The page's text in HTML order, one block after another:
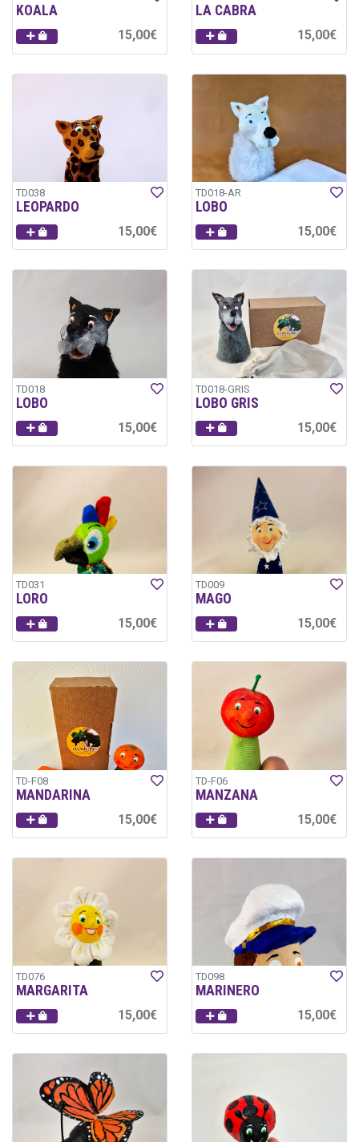
KOALA
15,00€
LA CABRA
15,00€
TD038
LEOPARDO
15,00€
TD018-AR
LOBO
15,00€
TD018
LOBO
15,00€
TD018-GRIS
LOBO GRIS
15,00€
TD031
LORO
15,00€
TD009
MAGO
15,00€
TD-F08
MANDARINA
15,00€
TD-F06
MANZANA
15,00€
TD076
MARGARITA
15,00€
TD098
MARINERO
15,00€